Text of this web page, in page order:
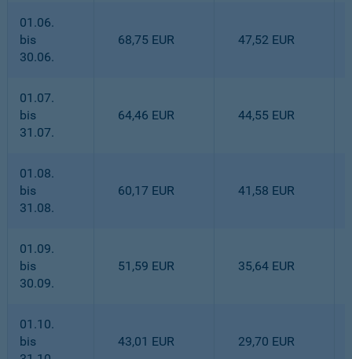
01.06.
bis
30.06.
68,75 EUR 47,52 EUR
01.07.
bis
31.07.
64,46 EUR 44,55 EUR
01.08.
bis
31.08.
60,17 EUR 41,58 EUR
01.09.
bis
30.09.
51,59 EUR 35,64 EUR
01.10.
bis
43,01 EUR 29,70 EUR